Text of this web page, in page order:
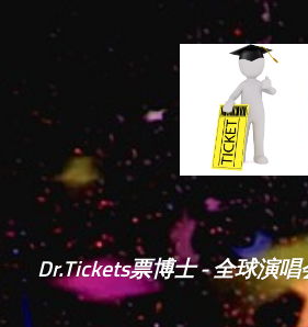
Dr.Tickets票博士 - 全球演